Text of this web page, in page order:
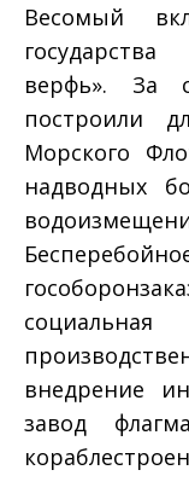
Весомый
верфь». За
построили
Морского
надводных
социальная
внедрение
завод